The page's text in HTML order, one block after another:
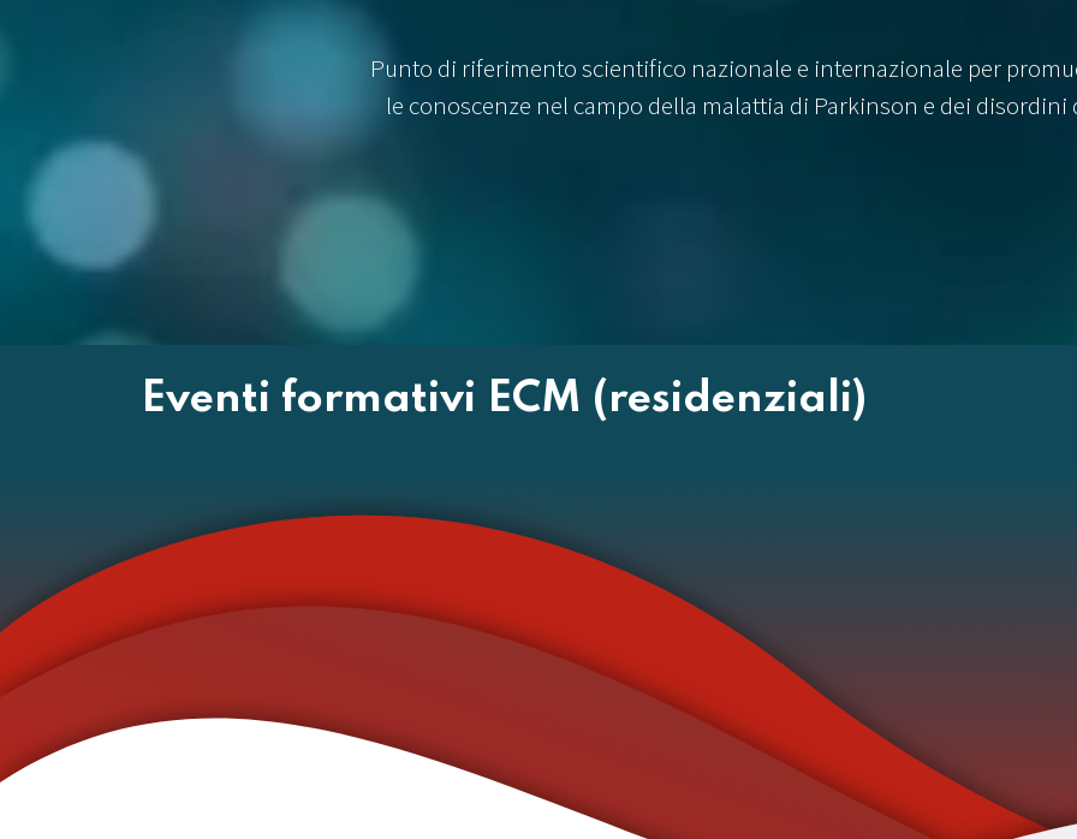
Punto di riferimento scientifico nazionale e internazionale per
le conoscenze nel campo della malattia di Parkinson e dei
Eventi formativi ECM (residenziali)